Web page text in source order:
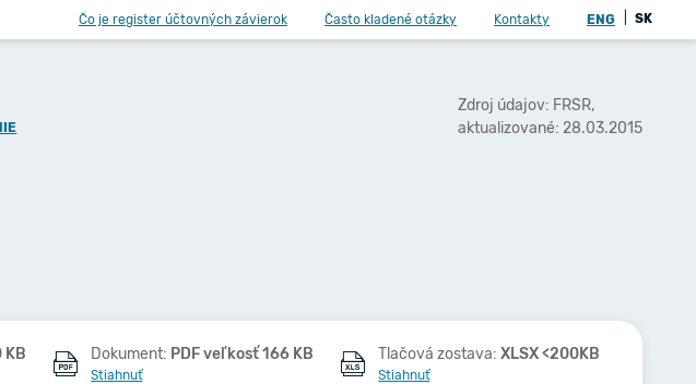
Čo je register účtovných závierok Často kladené otázky Kontakty ENG SK
Zdroj údajov: FRSR,
aktualizované: 28.03.2015
KB Dokument: PDF veľkosť 166 KB
Stiahnuť
Tlačová zostava:XLSX <200KB
Stiahnuť